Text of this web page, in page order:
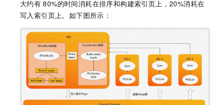
大约有 80%的时间消耗在排序和构建索引页上，20%消耗在
写入索引页上。如下图所示：